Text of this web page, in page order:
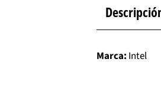
Marca: Intel